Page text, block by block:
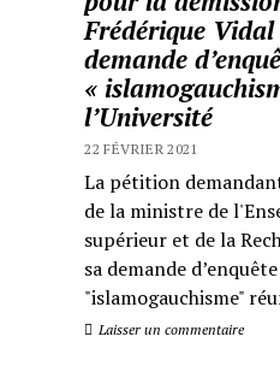
Frédérique
demande
«
l’Université
22 FÉVRIER 2021
La pétition
de la ministre de
supérieur et de la
sa demande
"islamogauchisme"
Laisser un commentaire